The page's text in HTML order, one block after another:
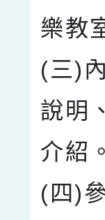
樂教
(三)
說明
介紹
(四)